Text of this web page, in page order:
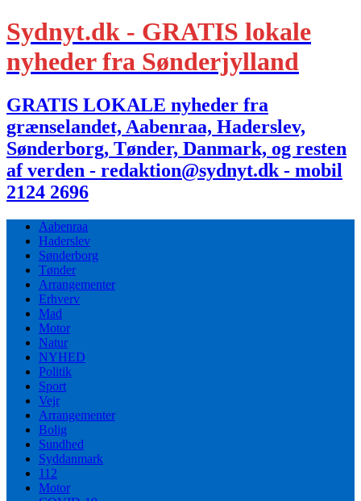
Sydnyt.dk - GRATIS lokale
nyheder fra Sønderjylland
GRATIS LOKALE nyheder fra
grænselandet, Aabenraa, Haderslev,
Sønderborg, Tønder, Danmark, og resten
af verden - redaktion@sydnyt.dk - mobil
2124 2696
Aabenraa
Haderslev
Sønderborg
Tønder
Arrangementer
Erhverv
Mad
Motor
Natur
NYHED
Politik
Sport
Vejr
Arrangementer
Bolig
Sundhed
Syddanmark
112
Motor